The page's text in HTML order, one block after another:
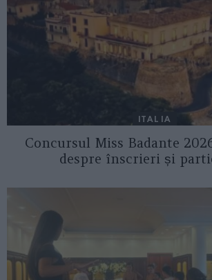
ITALIA
Concursul Miss Badante
despre înscrieri și